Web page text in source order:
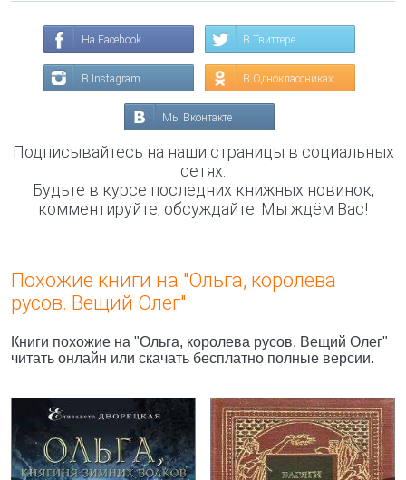
На Facebook В Твиттере
В Instagram В Одноклассниках
Мы Вконтакте
Подписывайтесь на наши страницы в социальных
сетях.
Будьте в курсе последних книжных новинок,
комментируйте, обсуждайте. Мы ждём Вас!
Похожие книги на "Ольга, королева
русов. Вещий Олег"
Книги похожие на "Ольга, королева русов. Вещий Олег"
читать онлайн или скачать бесплатно полные версии.